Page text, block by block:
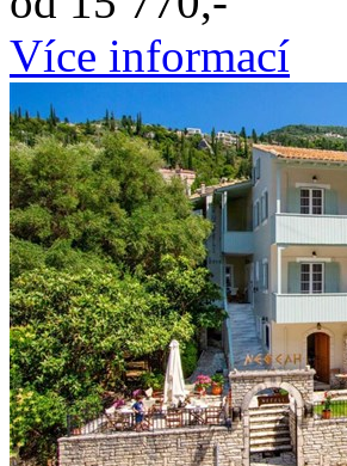
Více informací